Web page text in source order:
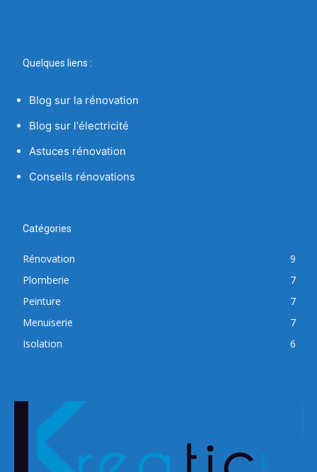
Quelques liens :
Blog sur la rénovation
Blog sur l'électricité
Astuces rénovation
Conseils rénovations
Catégories
Rénovation
9
Plomberie
7
Peinture
7
Menuiserie
7
Isolation
6